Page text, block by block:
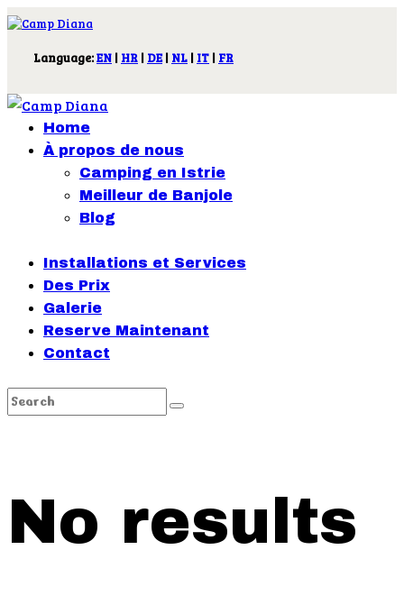
Language:EN | HR | DE| NL | IT | FR
Home
À propos de nous
Camping en Istrie
Meilleur de Banjole
Blog
Installations et Services
Des Prix
Galerie
Reserve Maintenant
Contact
No results